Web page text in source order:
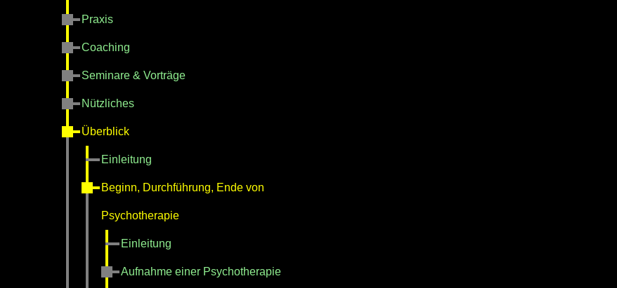
Praxis
Coaching
Seminare & Vorträge
Nützliches
Überblick
Einleitung
Beginn, Durchführung, Ende von
Psychotherapie
Einleitung
Aufnahme einer Psychotherapie